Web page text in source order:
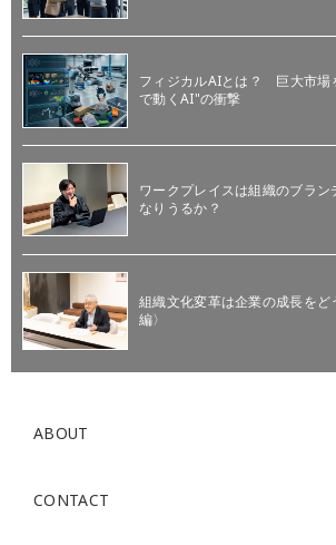
フィジカルAIとは？ 巨大市場
で動くAI"の衝撃
ワークプレイスは組織のブラ
なりうるか？
組織文化変革は企業の成長をど
編〉
ABOUT
CONTACT